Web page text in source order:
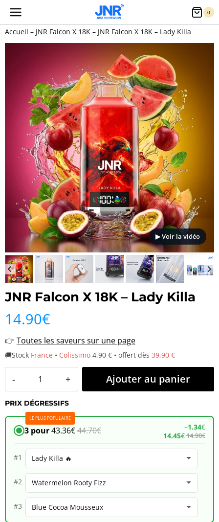
Aller
au
contenu
0
Accueil – JNR Falcon X 18K – JNR Falcon X 18K – Lady Killa
▶ Voir la vidéo
JNR Falcon X 18K – Lady Killa
14.90€
👉 Toutes les saveurs sur une page
🚚Stock France • Colissimo 4,90 € • offert dès 39,90 €
de
JNR
Falcon
18K
Lady
Ajouter au panier
PRIX DÉGRESSIFS
LE PLUS POPULAIRE
3 pour43.36€44.70€ –1.34€
14.45€14.90€
#1
#2
#3